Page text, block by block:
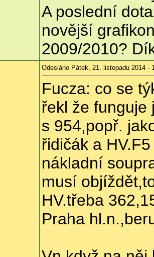
A poslední
novější
2009/2010?
Odesláno Pátek, 21. listopadu 2014 -
Fucza: co se
řekl že funguje
s 954,popř.
řidičák a
nákladní
musí
HV.třeba
Praha